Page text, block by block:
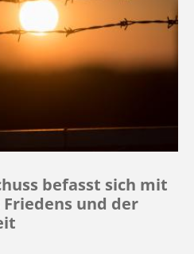
befasst sich mit
und der